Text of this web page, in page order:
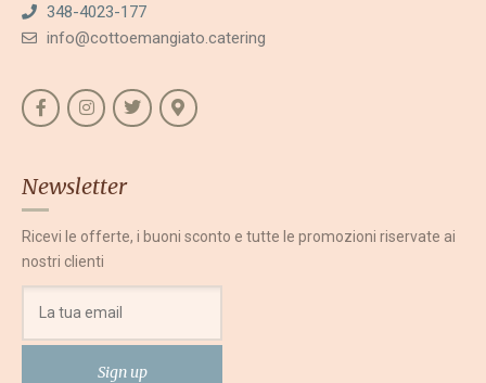
348-4023-177
info@cottoemangiato.catering
Newsletter
Ricevi le offerte, i buoni sconto e tutte le promozioni riservate ai
nostri clienti